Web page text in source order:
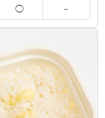
ウンよりご選択く
は高かったで
程度冷めた状態
たかも、と思い
◯ －